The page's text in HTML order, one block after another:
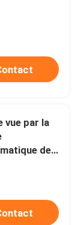
vue par la
de
du laser